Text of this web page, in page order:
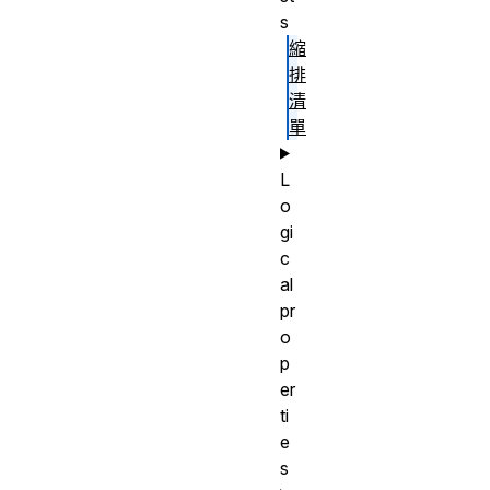
s
縮
排
清
單
L
o
gi
c
al
pr
o
p
er
ti
e
s